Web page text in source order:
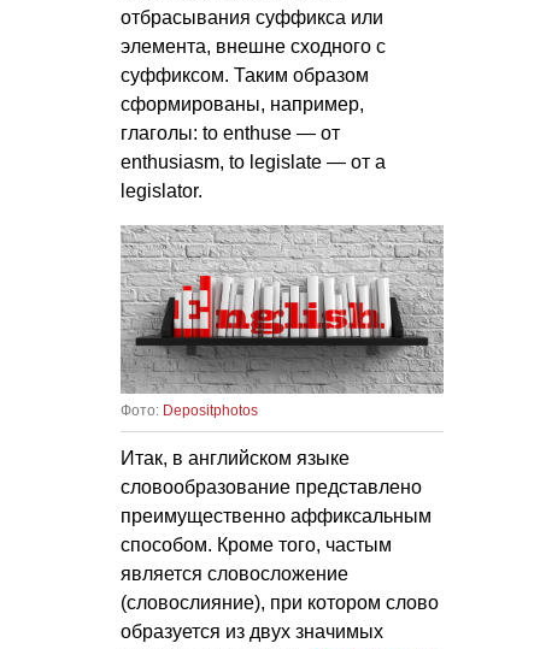
отбрасывания суффикса или
элемента, внешне сходного с
суффиксом. Таким образом
сформированы, например,
глаголы: to enthuse — от
enthusiasm, to legislate — от a
legislator.
Фото: Depositphotos
Итак, в английском языке
словообразование представлено
преимущественно аффиксальным
способом. Кроме того, частым
является словосложение
(словослияние), при котором слово
образуется из двух значимых